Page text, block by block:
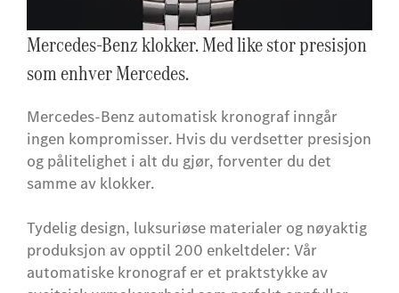
Mercedes-Benz klokker. Med like stor presisjon
som enhver Mercedes.
Mercedes-Benz automatisk kronograf inngår
ingen kompromisser. Hvis du verdsetter presisjon
og pålitelighet i alt du gjør, forventer du det
samme av klokker.
Tydelig design, luksuriøse materialer og nøyaktig
produksjon av opptil 200 enkeltdeler: Vår
automatiske kronograf er et praktstykke av